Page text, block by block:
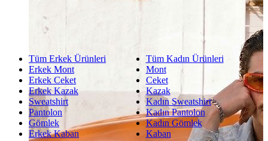
Tüm Erkek Ürünleri
Erkek Mont
Erkek Ceket
Erkek Kazak
Sweatshirt
Pantolon
Gömlek
Erkek Kaban
Tüm Kadın Ürünleri
Mont
Ceket
Kazak
Kadın Sweatshirt
Kadın Pantolon
Kadın Gömlek
Kaban